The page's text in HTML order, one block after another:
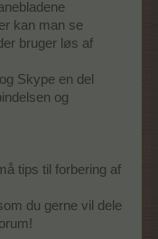
kan man se
bruger løs af
Skype en del
og
tips til forbering af
du gerne vil dele